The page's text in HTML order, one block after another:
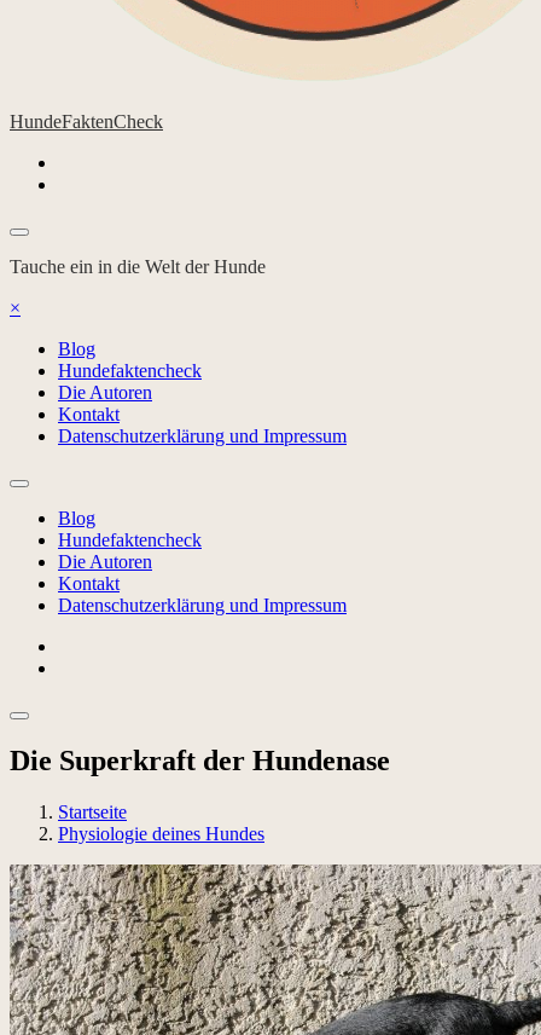
HundeFaktenCheck
Tauche ein in die Welt der Hunde
×
Blog
Hundefaktencheck
Die Autoren
Kontakt
Datenschutzerklärung und Impressum
Blog
Hundefaktencheck
Die Autoren
Kontakt
Datenschutzerklärung und Impressum
Die Superkraft der Hundenase
Startseite
Physiologie deines Hundes